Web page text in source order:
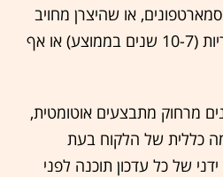
או שהיצרן מחויב
לה לאורך כל תקופת האחריות (10-7 שנים בממוצע) או אף
מרחוק מתבצעים אוטומטית,
כללית של הלקוח בעת
של כל עדכון תוכנה לפני